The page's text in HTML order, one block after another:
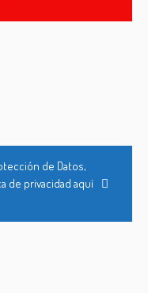
de Datos,
de privacidad aquí